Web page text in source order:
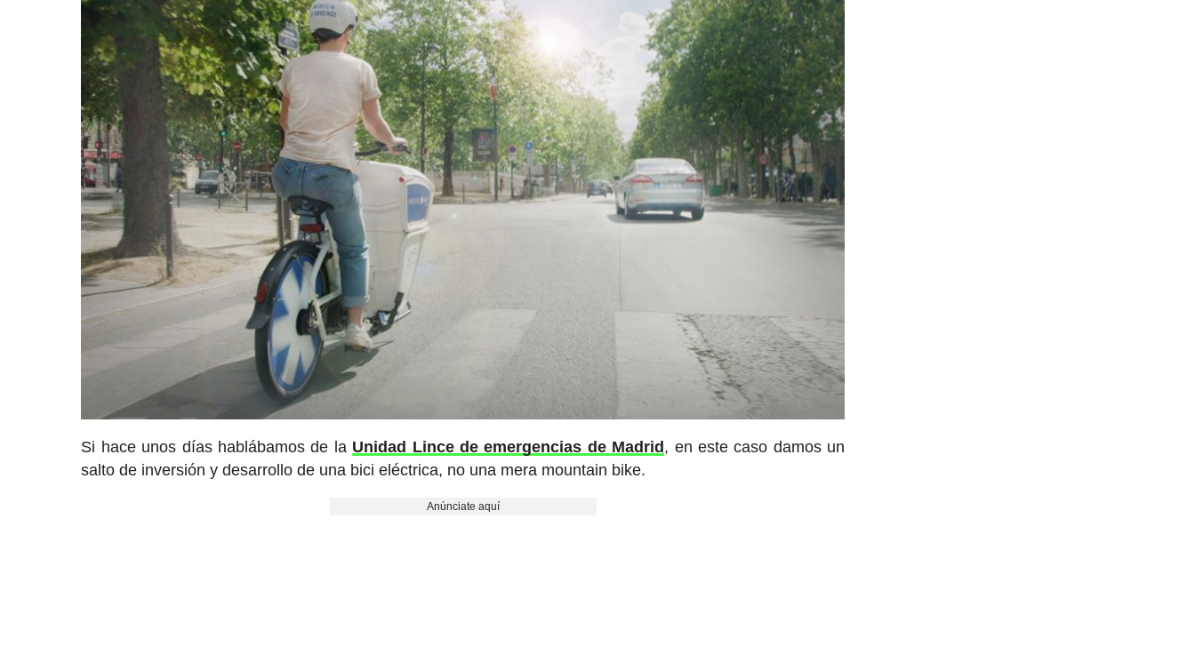
Si hace unos días hablábamos de la Unidad Lince de emergencias de Madrid, en este caso damos un
salto de inversión y desarrollo de una bici eléctrica, no una mera mountain bike.
Anúnciate aquí